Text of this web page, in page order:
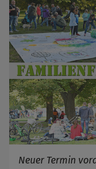
Neuer Termin